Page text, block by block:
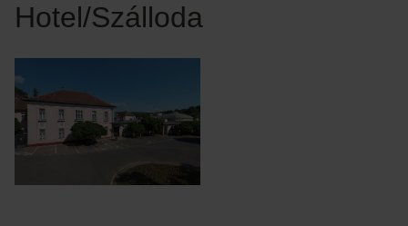
Hotel/Szálloda